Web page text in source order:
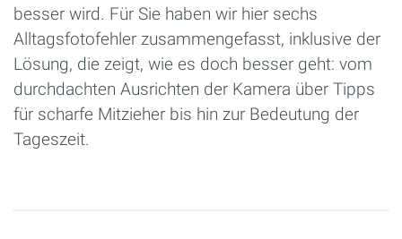
besser wird. Für Sie haben wir hier sechs
Alltagsfotofehler zusammengefasst, inklusive der
Lösung, die zeigt, wie es doch besser geht: vom
durchdachten Ausrichten der Kamera über Tipps
für scharfe Mitzieher bis hin zur Bedeutung der
Tageszeit.